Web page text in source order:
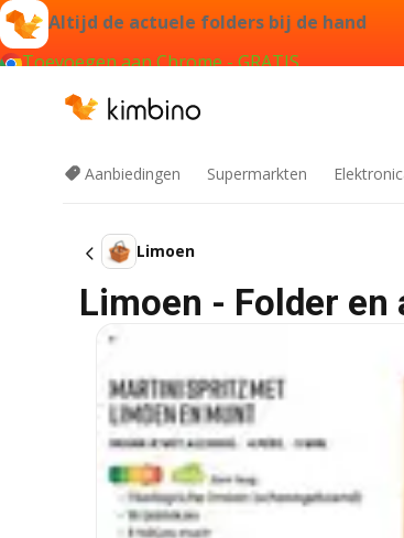
Altijd de actuele folders bij de hand
Toevoegen aan Chrome - GRATIS
Aanbiedingen Supermarkten
Limoen
Limoen - Folder en